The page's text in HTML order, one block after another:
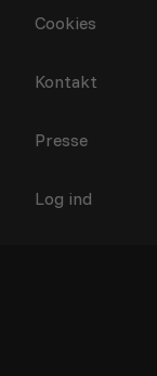
Cookies
Kontakt
Presse
Log ind